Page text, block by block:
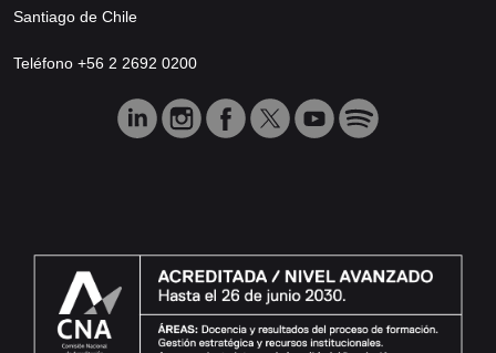
Santiago de Chile
Teléfono +56 2 2692 0200